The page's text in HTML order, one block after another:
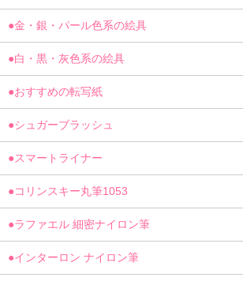
●金・銀・パール色系の絵具
●白・黒・灰色系の絵具
●おすすめの転写紙
●シュガーブラッシュ
●スマートライナー
●コリンスキー丸筆1053
●ラファエル 細密ナイロン筆
●インターロン ナイロン筆